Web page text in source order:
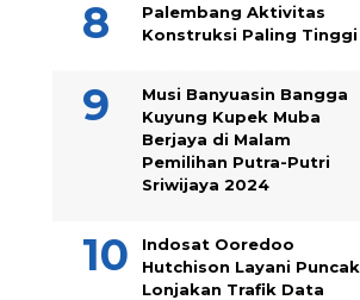
Palembang Aktivitas
Konstruksi Paling Tinggi
Musi Banyuasin Bangga
Kuyung Kupek Muba
Berjaya di Malam
Pemilihan Putra-Putri
Sriwijaya 2024
Indosat Ooredoo
Hutchison Layani Puncak
Lonjakan Trafik Data